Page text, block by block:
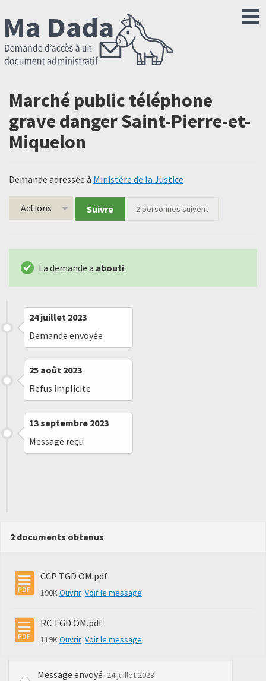
Marché public téléphone
grave danger Saint-Pierre-et-
Miquelon
Demande adressée à Ministère de la Justice
Actions Suivre 2personnes suivent
La demande a abouti.
24 juillet 2023
Demande envoyée
25 août 2023
Refus implicite
13 septembre 2023
Message reçu
2 documents obtenus
CCP TGD OM.pdf
190KOuvrir Voir le message
RC TGD OM.pdf
119KOuvrir Voir le message
Message envoyé 24 juillet 2023